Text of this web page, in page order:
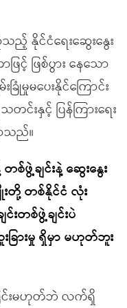
နိုင်ငံရေးဆွေးနွေး
င့် ဖြစ်ပွား နေသော
ခြုံမှုမပေးနိုင်ကြောင်း
င်းနှင့် ပြန်ကြားရေး
သည်။
စ်ဖွဲ့ချင်းနဲ့ ဆွေးနွေး
ျိုးတို့ တစ်နိုင်ငံ လုံး
တစ်ဖွဲ့ချင်းပဲ
ခြားမှု ရှိမှာ မဟုတ်ဘူး
င်းမဟုတ်ဘဲ လက်ရှိ